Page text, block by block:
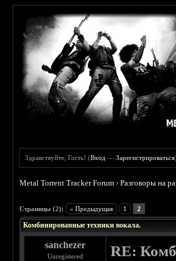
Здравствуйте, Гость! (Вход —Зарегистрироваться
Metal Torrent Tracker Forum ›Разговоры на
Страницы (2): « Предыдущая 1 2
Комбинированные техники вокала.
sanchezer
Unregistered RE: